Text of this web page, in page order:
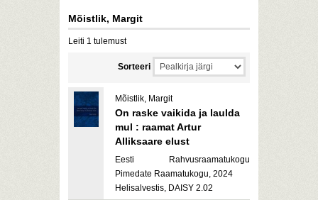
Mõistlik, Margit
Leiti 1 tulemust
Sorteeri
Mõistlik, Margit
On raske vaikida ja laulda
mul : raamat Artur
Alliksaare elust
Eesti Rahvusraamatukogu
Pimedate Raamatukogu, 2024
Helisalvestis, DAISY 2.02